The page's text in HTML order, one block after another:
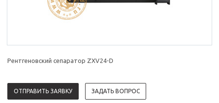
Рентгеновский сепаратор ZXV24-D
ОТПРАВИТЬ ЗАЯВКУ ЗАДАТЬ ВОПРОС